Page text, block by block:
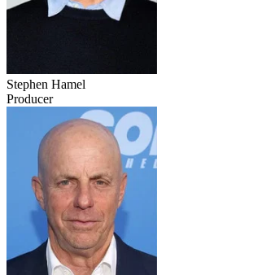
Stephen Hamel
Producer